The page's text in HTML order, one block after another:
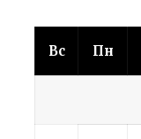
Вс Пн